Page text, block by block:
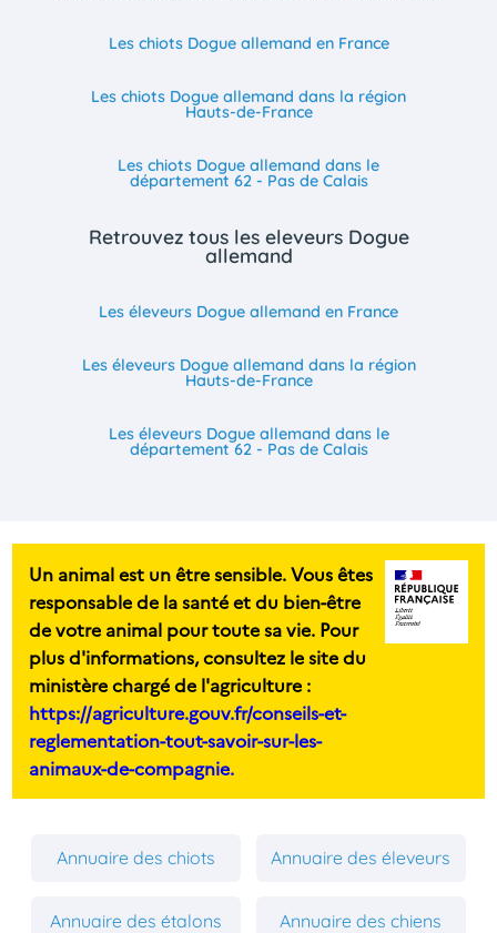
Les chiots Dogue allemand en France
Les chiots Dogue allemand dans la région
Hauts-de-France
Les chiots Dogue allemand dans le
département 62 - Pas de Calais
Retrouvez tous les eleveurs Dogue
allemand
Les éleveurs Dogue allemand en France
Les éleveurs Dogue allemand dans la région
Hauts-de-France
Les éleveurs Dogue allemand dans le
département 62 - Pas de Calais
Un animal est un être sensible. Vous êtes
responsable de la santé et du bien-être
de votre animal pour toute sa vie. Pour
plus d'informations, consultez le site du
ministère chargé de l'agriculture :
https://agriculture.gouv.fr/conseils-et-
reglementation-tout-savoir-sur-les-
animaux-de-compagnie.
Annuaire des chiots Annuaire des éleveurs
Annuaire des étalons Annuaire des chiens